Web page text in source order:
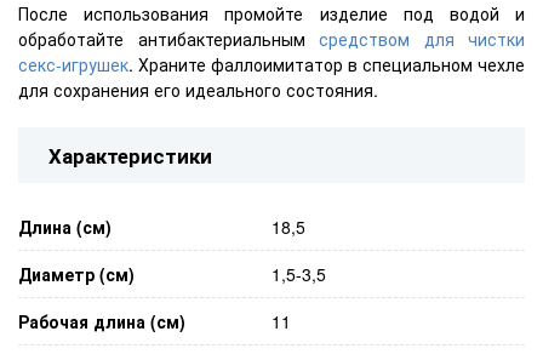
После использования промойте изделие под водой и
обработайте антибактериальным средством для чистки
секс-игрушек. Храните фаллоимитатор в специальном чехле
для сохранения его идеального состояния.
Характеристики
Длина (см)
18,5
Диаметр (см)
1,5-3,5
Рабочая длина (см)
11